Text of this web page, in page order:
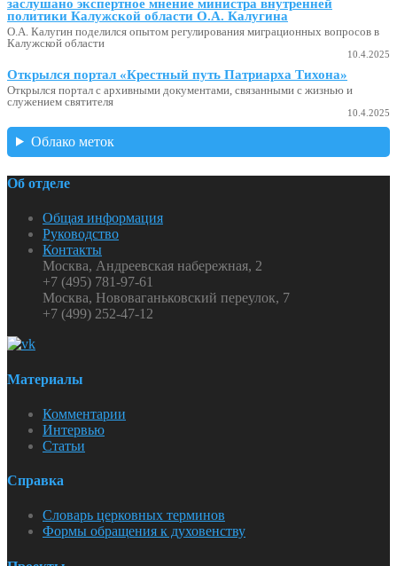
заслушано экспертное мнение министра внутренней
политики Калужской области О.А. Калугина
О.А. Калугин поделился опытом регулирования миграционных вопросов в
Калужской области
10.4.2025
Открылся портал «Крестный путь Патриарха Тихона»
Открылся портал с архивными документами, связанными с жизнью и
служением святителя
10.4.2025
Облако меток
Об отделе
Общая информация
Руководство
Контакты
Москва, Андреевская набережная, 2
+7 (495) 781-97-61
Москва, Нововаганьковский переулок, 7
+7 (499) 252-47-12
Материалы
Комментарии
Интервью
Статьи
Справка
Словарь церковных терминов
Формы обращения к духовенству